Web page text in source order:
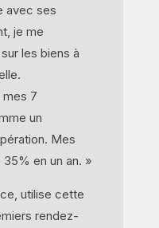
avec ses
je me
les biens à
mes 7
un
Mes
en un an. »
utilise cette
rendez-